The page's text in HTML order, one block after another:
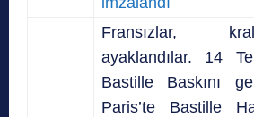
Fransızlar,
ayaklandılar. 14
Bastille Baskını
Paris’te Bastille